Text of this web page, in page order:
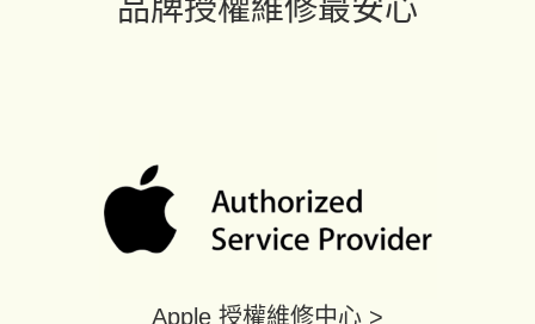
品牌授權維修最安心
Apple 授權維修中心 >